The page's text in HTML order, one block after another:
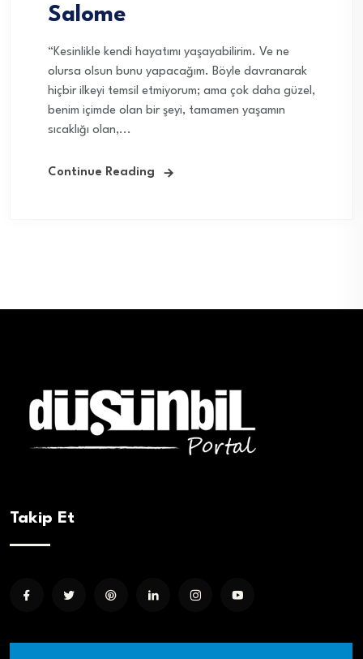
Salome
“Kesinlikle kendi hayatımı yaşayabilirim. Ve ne
olursa olsun bunu yapacağım. Böyle davranarak
hiçbir ilkeyi temsil etmiyorum; ama çok daha güzel,
benim içimde olan bir şeyi, tamamen yaşamın
sıcaklığı olan,...
Continue Reading
Takip Et